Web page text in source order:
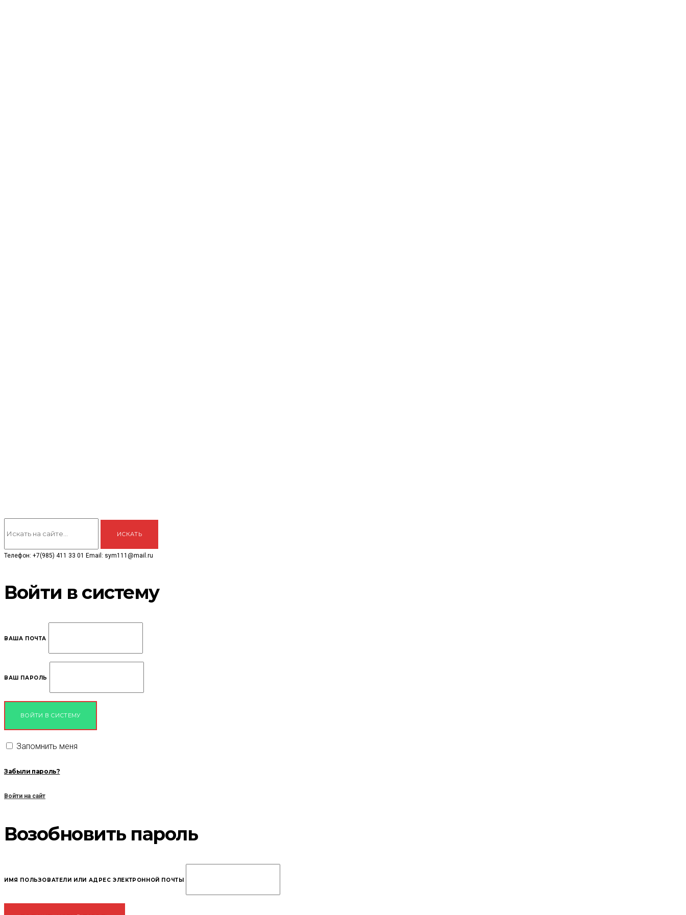
Телефон: +7(985) 411 33 01 Email: sym111@mail.ru
Войти в систему
ВАША ПОЧТА
ВАШ ПАРОЛЬ
ВОЙТИ В СИСТЕМУ
Запомнить меня
Забыли пароль?
Войти на сайт
Возобновить пароль
ИМЯ ПОЛЬЗОВАТЕЛИ ИЛИ АДРЕС ЭЛЕКТРОННОЙ ПОЧТЫ